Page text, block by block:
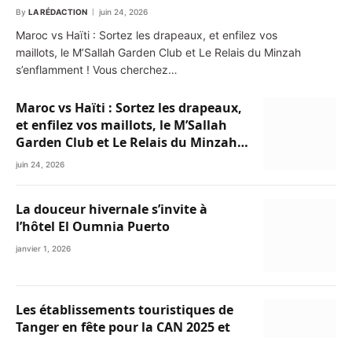
By LA RÉDACTION juin 24, 2026
Maroc vs Haïti : Sortez les drapeaux, et enfilez vos
maillots, le M’Sallah Garden Club et Le Relais du Minzah
s’enflamment ! Vous cherchez…
Maroc vs Haïti : Sortez les drapeaux,
et enfilez vos maillots, le M’Sallah
Garden Club et Le Relais du Minzah
s’enflamment !
juin 24, 2026
La douceur hivernale s’invite à
l’hôtel El Oumnia Puerto
janvier 1, 2026
Les établissements touristiques de
Tanger en fête pour la CAN 2025 et